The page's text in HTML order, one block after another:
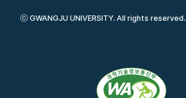
ⓒ GWANGJU UNIVERSITY. All rights reserved.